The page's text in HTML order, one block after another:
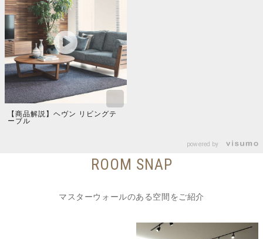
【商品解説】ヘヴン リビングテ
ーブル
powered by
ROOM SNAP
マスターウォールのある空間をご紹介